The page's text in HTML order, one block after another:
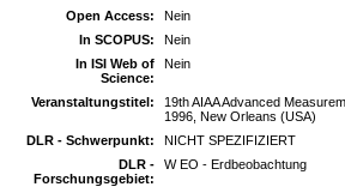
Open Access:
Nein
In SCOPUS:
Nein
In ISI Web of
Science:
Nein
Veranstaltungstitel:
19th AIAA Advanced
1996, New Orleans (USA)
DLR - Schwerpunkt:
NICHT SPEZIFIZIERT
DLR -
Forschungsgebiet:
W EO - Erdbeobachtung